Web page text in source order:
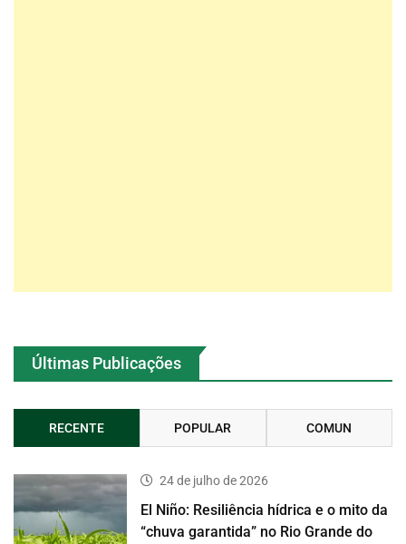
Últimas Publicações
RECENTE POPULAR COMUN
24 de julho de 2026
El Niño: Resiliência hídrica e o mito da
“chuva garantida” no Rio Grande do